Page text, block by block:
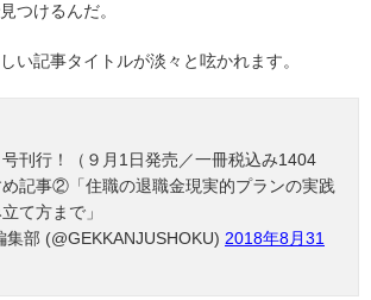
つけるんだ。
い記事タイトルが淡々と呟かれます。
号刊行！（９月1日発売／一冊税込み1404
記事②「住職の退職金現実的プランの実践
て方まで」
部 (@GEKKANJUSHOKU) 2018年8月31